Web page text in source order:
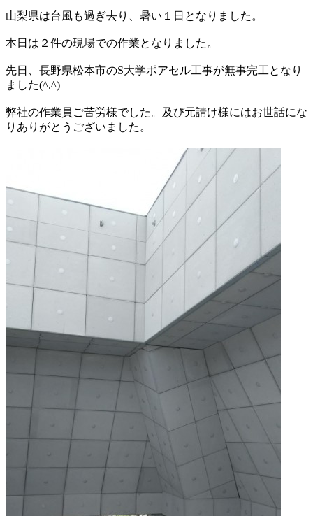
山梨県は台風も過ぎ去り、暑い１日となりました。
本日は２件の現場での作業となりました。
先日、長野県松本市のS大学ポアセル工事が無事完工となり
ました(^.^)
弊社の作業員ご苦労様でした。及び元請け様にはお世話にな
りありがとうございました。